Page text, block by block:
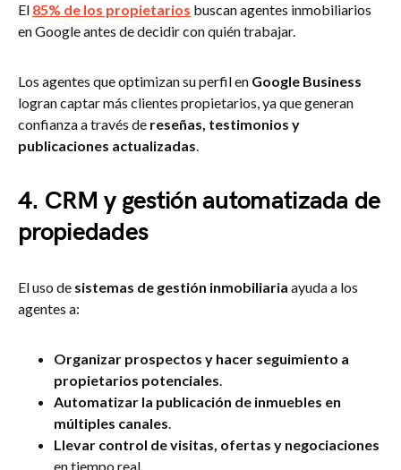
El 85% de los propietarios buscan agentes inmobiliarios
en Google antes de decidir con quién trabajar.
Los agentes que optimizan su perfil en Google Business
logran captar más clientes propietarios, ya que generan
confianza a través de reseñas, testimonios y
publicaciones actualizadas.
4. CRM y gestión automatizada de
propiedades
El uso de sistemas de gestión inmobiliaria ayuda a los
agentes a:
Organizar prospectos y hacer seguimiento a
propietarios potenciales.
Automatizar la publicación de inmuebles en
múltiples canales.
Llevar control de visitas, ofertas y negociaciones
en tiempo real.